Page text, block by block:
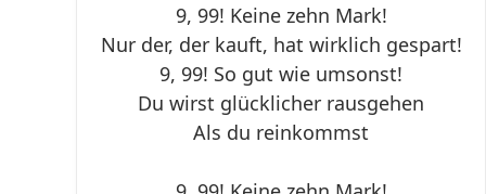
9, 99! Keine zehn Mark!
Nur der, der kauft, hat wirklich gespart!
9, 99! So gut wie umsonst!
Du wirst glücklicher rausgehen
Als du reinkommst